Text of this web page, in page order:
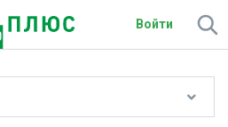
Войти